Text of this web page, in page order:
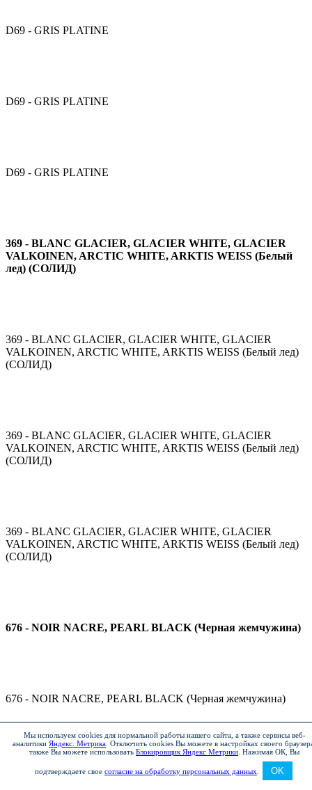
D69 - GRIS PLATINE
D69 - GRIS PLATINE
D69 - GRIS PLATINE
369 - BLANC GLACIER, GLACIER WHITE, GLACIER
VALKOINEN, ARCTIC WHITE, ARKTIS WEISS (Белый
лед) (СОЛИД)
369 - BLANC GLACIER, GLACIER WHITE, GLACIER
VALKOINEN, ARCTIC WHITE, ARKTIS WEISS (Белый лед)
(СОЛИД)
369 - BLANC GLACIER, GLACIER WHITE, GLACIER
VALKOINEN, ARCTIC WHITE, ARKTIS WEISS (Белый лед)
(СОЛИД)
369 - BLANC GLACIER, GLACIER WHITE, GLACIER
VALKOINEN, ARCTIC WHITE, ARKTIS WEISS (Белый лед)
(СОЛИД)
676 - NOIR NACRE, PEARL BLACK (Черная жемчужина)
676 - NOIR NACRE, PEARL BLACK (Черная жемчужина)
676 - NOIR NACRE, PEARL BLACK (Черная жемчужина)
Мы используем cookies для нормальной работы нашего сайта, а также сервисы веб-
аналитики Яндекс. Метрика Отключить cookies Вы можете в настройках своего
также Вы можете использовать Блокировщик Яндекс Метрики Нажимая ОК, Вы
подтверждаете свое согласие на обработку персональных данных OK